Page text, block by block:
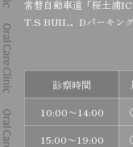
常磐自動車道「桜土浦
T.S BUIL、Dパーキン
診察時間
10:00〜14:00
15:00〜19:00